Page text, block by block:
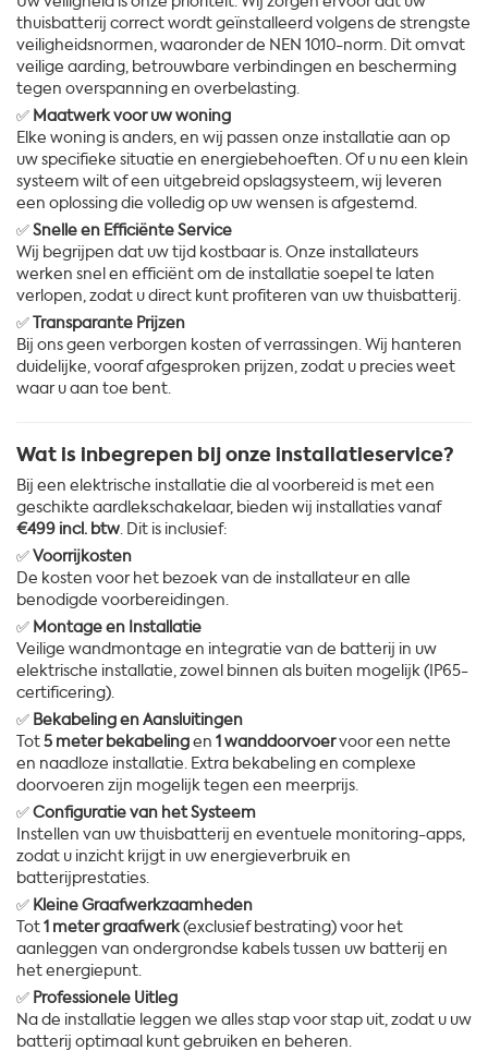
thuisbatterij correct wordt geïnstalleerd volgens de strengste
veiligheidsnormen, waaronder de NEN 1010-norm. Dit omvat
veilige aarding, betrouwbare verbindingen en bescherming
tegen overspanning en overbelasting.
✅ Maatwerk voor uw woning
Elke woning is anders, en wij passen onze installatie aan op
uw specifieke situatie en energiebehoeften. Of u nu een klein
systeem wilt of een uitgebreid opslagsysteem, wij leveren
een oplossing die volledig op uw wensen is afgestemd.
✅Snelle en Efficiënte Service
Wij begrijpen dat uw tijd kostbaar is. Onze installateurs
werken snel en efficiënt om de installatie soepel te laten
verlopen, zodat u direct kunt profiteren van uw thuisbatterij.
✅Transparante Prijzen
Bij ons geen verborgen kosten of verrassingen. Wij hanteren
duidelijke, vooraf afgesproken prijzen, zodat u precies weet
waar u aan toe bent.
Wat is inbegrepen bij onze installatieservice?
Bij een elektrische installatie die al voorbereid is met een
geschikte aardlekschakelaar, bieden wij installaties vanaf
€499 incl. btw. Dit is inclusief:
✅Voorrijkosten
De kosten voor het bezoek van de installateur en alle
benodigde voorbereidingen.
✅ Montage en Installatie
Veilige wandmontage en integratie van de batterij in uw
elektrische installatie, zowel binnen als buiten mogelijk (IP65-
certificering).
✅ Bekabeling en Aansluitingen
Tot5 meter bekabelingen 1 wanddoorvoervoor een nette
en naadloze installatie. Extra bekabeling en complexe
doorvoeren zijn mogelijk tegen een meerprijs.
✅Configuratie van het Systeem
Instellen van uw thuisbatterij en eventuele monitoring-apps,
zodat u inzicht krijgt in uw energieverbruik en
batterijprestaties.
✅ Kleine Graafwerkzaamheden
Tot1 meter graafwerk(exclusief bestrating) voor het
aanleggen van ondergrondse kabels tussen uw batterij en
het energiepunt.
✅ Professionele Uitleg
Na de installatie leggen we alles stap voor stap uit, zodat u uw
batterij optimaal kunt gebruiken en beheren.